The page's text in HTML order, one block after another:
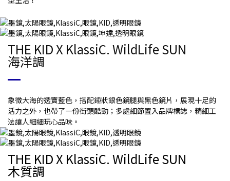
THE KID X KlassiC. WildLife SUN
海洋調
象徵大海的透寶藍色，搭配錘狀銀色鏡腿與黑色鏡片，展現十足的
活力之外，也帶了一份街頭酷勁；多處細節置入品牌標誌，精細工
法讓人細細玩心品味。
THE KID X KlassiC. WildLife SUN
木質調